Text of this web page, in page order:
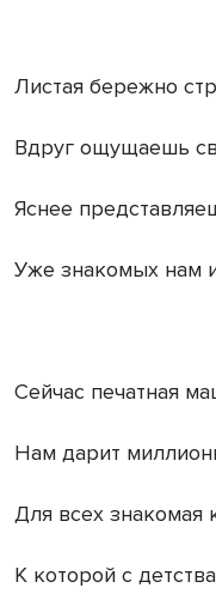
Листая бережно
Вдруг ощущаешь
Яснее
Уже знакомых нам
Сейчас печатная
Нам дарит
Для всех знакомая
К которой с